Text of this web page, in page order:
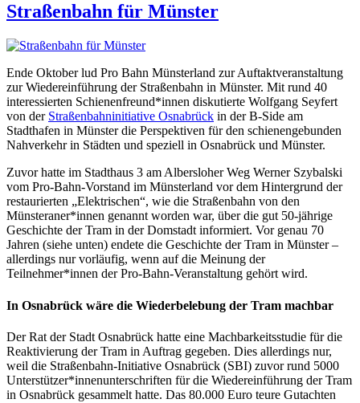
Straßenbahn für Münster
Ende Oktober lud Pro Bahn Münsterland zur Auftaktveranstaltung
zur Wiedereinführung der Straßenbahn in Münster. Mit rund 40
interessierten Schienenfreund*innen diskutierte Wolfgang Seyfert
von der Straßenbahninitiative Osnabrück in der B-Side am
Stadthafen in Münster die Perspektiven für den schienengebunden
Nahverkehr in Städten und speziell in Osnabrück und Münster.
Zuvor hatte im Stadthaus 3 am Albersloher Weg Werner Szybalski
vom Pro-Bahn-Vorstand im Münsterland vor dem Hintergrund der
restaurierten „Elektrischen“, wie die Straßenbahn von den
Münsteraner*innen genannt worden war, über die gut 50-jährige
Geschichte der Tram in der Domstadt informiert. Vor genau 70
Jahren (siehe unten) endete die Geschichte der Tram in Münster –
allerdings nur vorläufig, wenn auf die Meinung der
Teilnehmer*innen der Pro-Bahn-Veranstaltung gehört wird.
In Osnabrück wäre die Wiederbelebung der Tram machbar
Der Rat der Stadt Osnabrück hatte eine Machbarkeitsstudie für die
Reaktivierung der Tram in Auftrag gegeben. Dies allerdings nur,
weil die Straßenbahn-Initiative Osnabrück (SBI) zuvor rund 5000
Unterstützer*innenunterschriften für die Wiedereinführung der Tram
in Osnabrück gesammelt hatte. Das 80.000 Euro teure Gutachten